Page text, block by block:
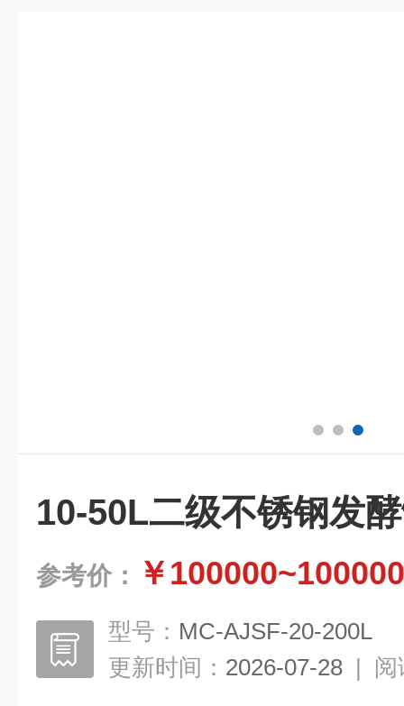
10-50L二级不锈钢发
参考价： ￥100000~100000
型号： MC-AJSF-20-200L
更新时间： 2026-07-28 | 阅